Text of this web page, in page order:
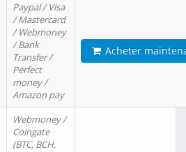
Paypal / Visa
/ Mastercard
/ Webmoney
/ Bank
Transfer /
Perfect
money /
Amazon pay
Acheter
Webmoney /
Coingate
(BTC, BCH,